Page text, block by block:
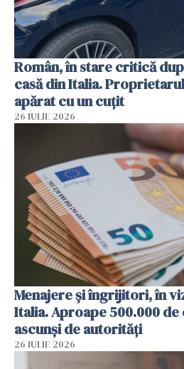
Român, în stare critică
casă din Italia.
apărat cu un cuțit
26 IULIE 2026
Menajere și îngrijitori, în
Italia. Aproape 500.000
ascunși de autorități
26 IULIE 2026